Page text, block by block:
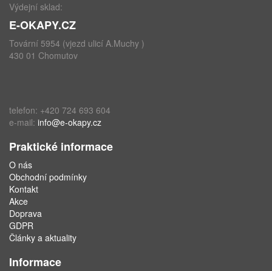
Výdejní sklad:
E-OKAPY.CZ
Tovární 5954 (vjezd ulicí A.Muchy )
430 01 Chomutov
telefon: +420 724 693 604
e-mail: info@e-okapy.cz
Praktické informace
O nás
Obchodní podmínky
Kontakt
Akce
Doprava
GDPR
Články a aktuality
Informace